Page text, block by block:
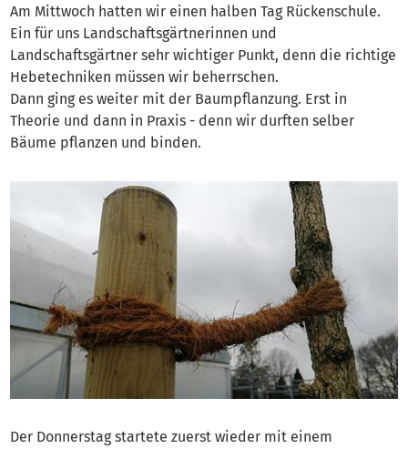
Am Mittwoch hatten wir einen halben Tag Rückenschule.
Ein für uns Landschaftsgärtnerinnen und
Landschaftsgärtner sehr wichtiger Punkt, denn die richtige
Hebetechniken müssen wir beherrschen.
Dann ging es weiter mit der Baumpflanzung. Erst in
Theorie und dann in Praxis - denn wir durften selber
Bäume pflanzen und binden.
Der Donnerstag startete zuerst wieder mit einem